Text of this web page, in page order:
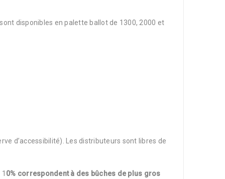
disponibles en palette ballot de 1300, 2000 et
d’accessibilité). Les distributeurs sont libres de
0% correspondent à des bûches de plus gros